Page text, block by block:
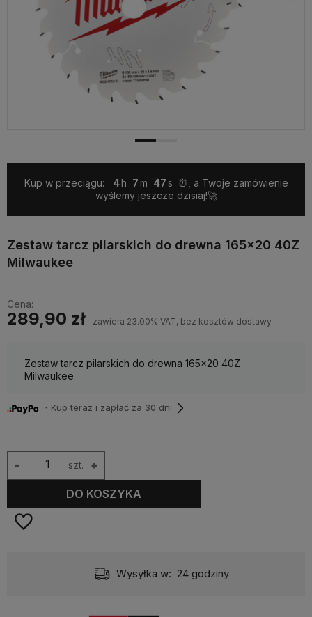
Kup w przeciągu: 4 7 47
⏰, a Twoje zamówienie
wyślemy jeszcze dzisiaj!🚀
Zestaw tarcz pilarskich do drewna 165x20 40Z
Milwaukee
Cena:
289,90 zł zawiera 23.00% VAT, bez kosztów dostawy
Zestaw tarcz pilarskich do drewna 165x20 40Z
Milwaukee
・Kup teraz i zapłać za 30 dni
szt. +
-
DO KOSZYKA
Wysyłka w: 24 godziny